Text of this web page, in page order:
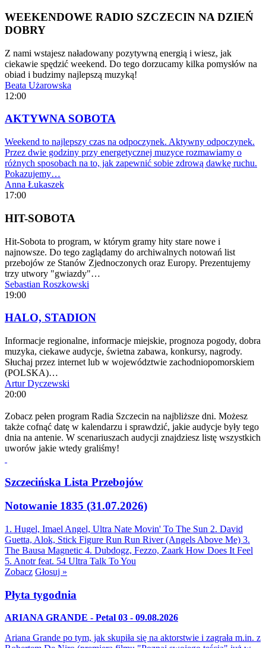
WEEKENDOWE RADIO SZCZECIN NA DZIEŃ
DOBRY
Z nami wstajesz naładowany pozytywną energią i wiesz, jak
ciekawie spędzić weekend. Do tego dorzucamy kilka pomysłów na
obiad i budzimy najlepszą muzyką!
Beata Użarowska
12:00
AKTYWNA SOBOTA
Weekend to najlepszy czas na odpoczynek. Aktywny odpoczynek.
Przez dwie godziny przy energetycznej muzyce rozmawiamy o
różnych sposobach na to, jak zapewnić sobie zdrową dawkę ruchu.
Pokazujemy…
Anna Łukaszek
17:00
HIT-SOBOTA
Hit-Sobota to program, w którym gramy hity stare nowe i
najnowsze. Do tego zaglądamy do archiwalnych notowań list
przebojów ze Stanów Zjednoczonych oraz Europy. Prezentujemy
trzy utwory "gwiazdy"…
Sebastian Roszkowski
19:00
HALO, STADION
Informacje regionalne, informacje miejskie, prognoza pogody, dobra
muzyka, ciekawe audycje, świetna zabawa, konkursy, nagrody.
Słuchaj przez internet lub w województwie zachodniopomorskiem
(POLSKA)…
Artur Dyczewski
20:00
Zobacz pełen program Radia Szczecin na najbliższe dni. Możesz
także cofnąć datę w kalendarzu i sprawdzić, jakie audycje były tego
dnia na antenie. W scenariuszach audycji znajdziesz listę wszystkich
uworów jakie wtedy graliśmy!
Szczecińska Lista Przebojów
Notowanie 1835 (31.07.2026)
1. Hugel, Imael Angel, Ultra Nate Movin' To The Sun 2. David
Guetta, Alok, Stick Figure Run Run River (Angels Above Me) 3.
The Bausa Magnetic 4. Dubdogz, Fezzo, Zaark How Does It Feel
5. Anotr feat. 54 Ultra Talk To You
Zobacz Głosuj »
Płyta tygodnia
ARIANA GRANDE - Petal 03 - 09.08.2026
Ariana Grande po tym, jak skupiła się na aktorstwie i zagrała m.in. z